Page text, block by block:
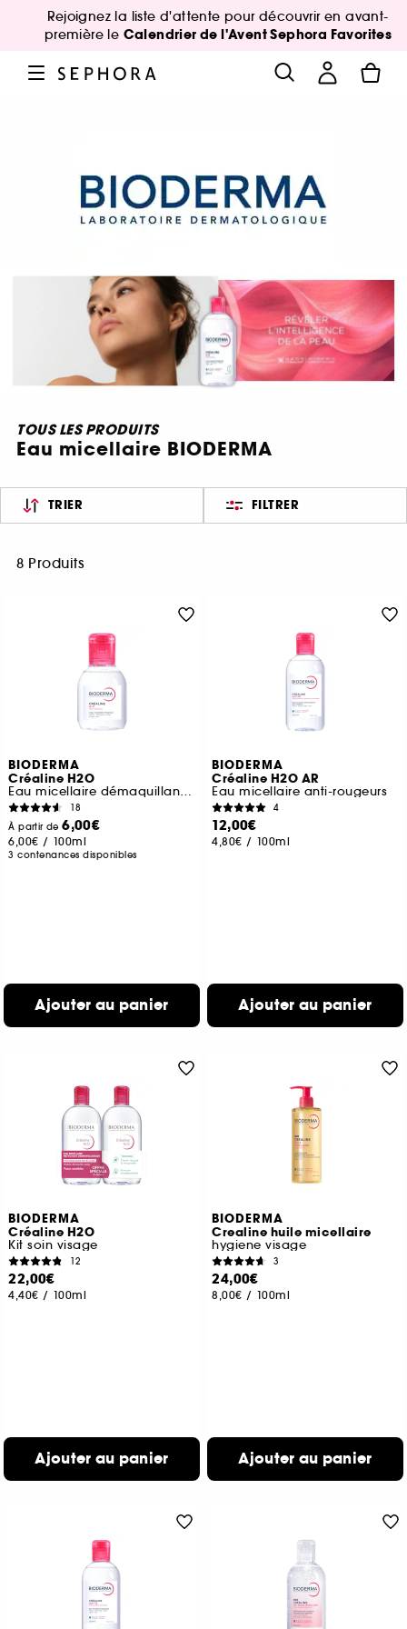
Rejoignez la liste d'attente pour découvrir en avant-
première le Calendrier de l'Avent Sephora Favorites
TOUS LES PRODUITS
Eau micellaire BIODERMA
TRIER FILTRER
8 Produits
BIODERMA
Créaline H2O
Eau micellaire démaquillante visage pour peaux sensibles
18
À partir de6,00€
6,00€ / 100ml
3 contenances disponibles
Ajouter au panier
BIODERMA
Créaline H2O AR
Eau micellaire anti-rougeurs
4
12,00€
4,80€ / 100ml
Ajouter au panier
BIODERMA
Créaline H2O
Kit soin visage
12
22,00€
4,40€ / 100ml
Ajouter au panier
BIODERMA
Crealine huile micellaire
hygiene visage
3
24,00€
8,00€ / 100ml
Ajouter au panier